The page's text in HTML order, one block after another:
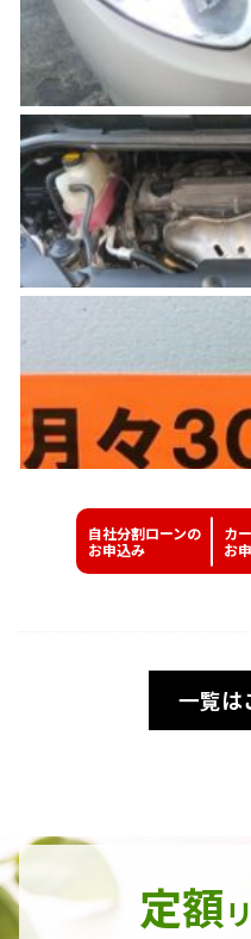
自社分割ローンの
お申込み
カ
お
一覧は
定額